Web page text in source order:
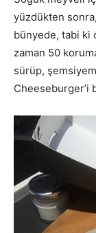
yüzdükten
bünyede, tabi ki
zaman 50
sürüp,
Cheeseburger’i